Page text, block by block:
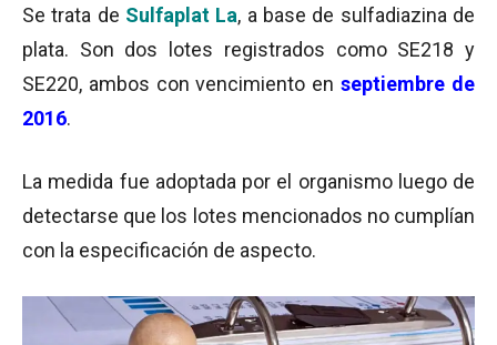
Se trata de Sulfaplat La, a base de sulfadiazina de
plata. Son dos lotes registrados como SE218 y
SE220, ambos con vencimiento enseptiembre de
2016.
La medida fue adoptada por el organismo luego de
detectarse que los lotes mencionados no cumplían
con la especificación de aspecto.